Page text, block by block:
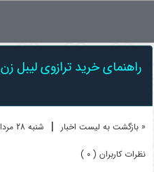
راهنمای خرید ترازوی لیبل زن
« بازگشت به لیست اخبار | شنبه 28 مرداد 1402 در ساعت 0 و 0 دقیقه
نظرات کاربران ( 0 )